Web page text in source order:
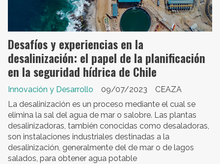
Desafíos y experiencias en la
desalinización: el papel de la planificación
en la seguridad hídrica de Chile
CEAZA
Innovación y Desarrollo
09/07/2023
La desalinización es un proceso mediante el cual se
elimina la sal del agua de mar o salobre. Las plantas
desalinizadoras, también conocidas como desaladoras,
son instalaciones industriales destinadas a la
desalinización, generalmente del de mar o de lagos
salados, para obtener agua potable